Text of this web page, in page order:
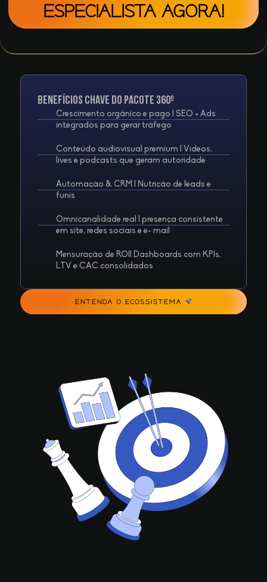
ESPECIALISTA AGORA!
Benefícios Chave do Pacote 360º
Crescimento orgânico e pago I SEO + Ads
integrados para gerar tráfego
Conteúdo audiovisual premium I Videos,
lives e podcasts que geram autoridade
Automação & CRM I Nutrição de leads e
funis
Omnicanalidade real I presença consistente
em site, redes sociais e e- mail
Mensuração de ROII Dashboards com KPIs,
LTV e CAC consolidados
ENTENDA O ECOSSISTEMA